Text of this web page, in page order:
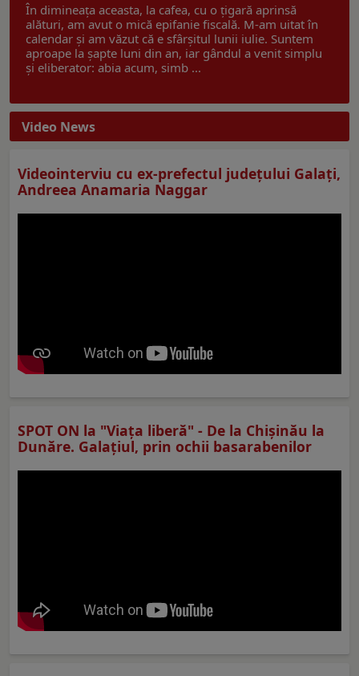
În dimineața aceasta, la cafea, cu o țigară aprinsă
alături, am avut o mică epifanie fiscală. M-am uitat în
calendar și am văzut că e sfârșitul lunii iulie. Suntem
aproape la șapte luni din an, iar gândul a venit simplu
și eliberator: abia acum, simb ...
Video News
Videointerviu cu ex-prefectul judeţului Galaţi,
Andreea Anamaria Naggar
SPOT ON la "Viaţa liberă" - De la Chișinău la
Dunăre. Galațiul, prin ochii basarabenilor